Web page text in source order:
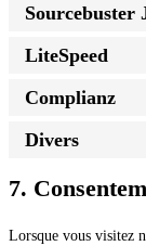
Sourcebuster
LiteSpeed
Complianz
Divers
7.
Lorsque vous visitez